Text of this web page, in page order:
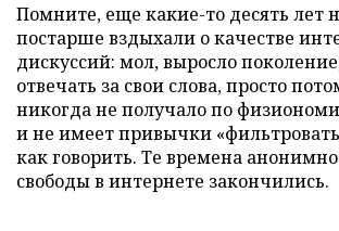
Помните, еще какие-то десять лет
постарше вздыхали о качестве
дискуссий: мол, выросло
отвечать за свои слова, просто
никогда не получало по
и не имеет привычки
как говорить. Те времена
свободы в интернете закончились.